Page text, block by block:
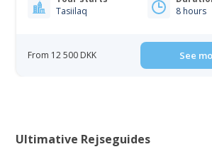
Tasiilaq
8 hours
From 12 500 DKK See
Ultimative Rejseguides